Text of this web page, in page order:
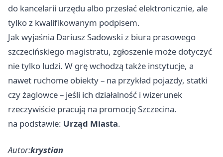
do kancelarii urzędu albo przesłać elektronicznie, ale
tylko z kwalifikowanym podpisem.
Jak wyjaśnia Dariusz Sadowski z biura prasowego
szczecińskiego magistratu, zgłoszenie może dotyczyć
nie tylko ludzi. W grę wchodzą także instytucje, a
nawet ruchome obiekty – na przykład pojazdy, statki
czy żaglowce – jeśli ich działalność i wizerunek
rzeczywiście pracują na promocję Szczecina.
na podstawie: Urząd Miasta.
Autor:krystian